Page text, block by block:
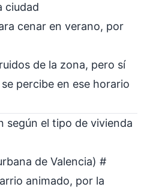
ciudad
cenar en verano, por
de la zona, pero sí
percibe en ese horario
según el tipo de vivienda
de Valencia) #
animado, por la